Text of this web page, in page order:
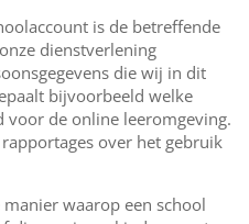
is de betreffende
dienstverlening
die wij in dit
bijvoorbeeld welke
de online leeromgeving.
over het gebruik
waarop een school